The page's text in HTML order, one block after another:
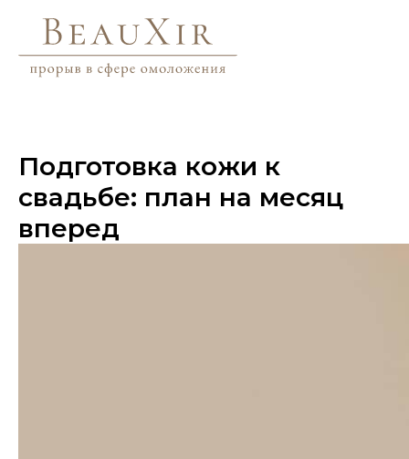
Подготовка кожи к
свадьбе: план на месяц
вперед